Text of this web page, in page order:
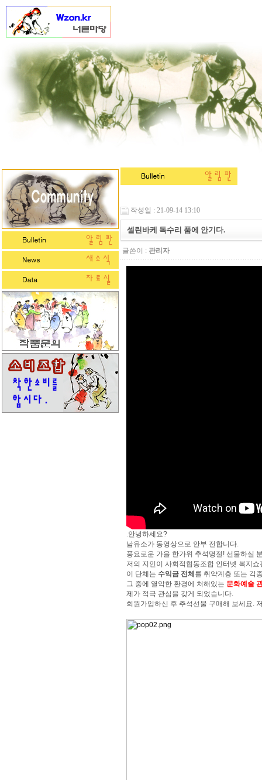
작성일 : 21-09-14 13:10
셀린바케 독수리 품에 안기다.
글쓴이 : 관리자
.안녕하세요?
남유소가 동영상으로 안부 전합니다.
풍요로운 가을 한가위 추석명절! 선물하실
저의 지인이 사회적협동조합 인터넷 복지
이 단체는 수익금 전체 를 취약계층 또는 각
그 중에 열악한 환경에 처해있는 문화예술
제가 적극 관심을 갖게 되었습니다.
회원가입하신 후 추석선물 구매해 보세요.